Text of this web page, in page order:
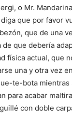
o Mr.
que por favor
que de una
de que debería
física actual, que
una y otra vez
te-bota mientras
para acabar
con doble